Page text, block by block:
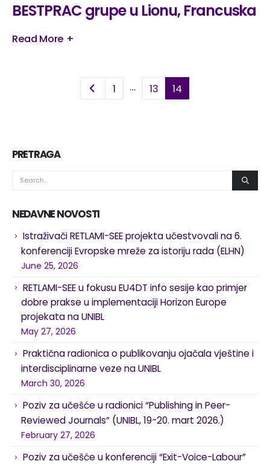
BESTPRAC grupe u Lionu, Francuska
Read More +
1 … 13 14
PRETRAGA
NEDAVNE NOVOSTI
Istraživači RETLAMI-SEE projekta učestvovali na 6.
konferenciji Evropske mreže za istoriju rada (ELHN)
June 25, 2026
RETLAMI-SEE u fokusu EU4DT info sesije kao primjer
dobre prakse u implementaciji Horizon Europe
projekata na UNIBL
May 27, 2026
Praktična radionica o publikovanju ojačala vještine i
interdisciplinarne veze na UNIBL
March 30, 2026
Poziv za učešće u radionici “Publishing in Peer-
Reviewed Journals” (UNIBL, 19-20. mart 2026.)
February 27, 2026
Poziv za učešće u konferenciji “Exit-Voice-Labour”